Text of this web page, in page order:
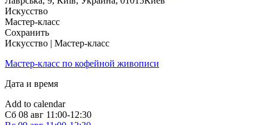
Искусство
Мастер-класс
Сохранить
Искусство | Мастер-класс
Мастер-класс по кофейной живописи
Дата и время
Add to calendar
Сб 08 авг 11:00-12:30